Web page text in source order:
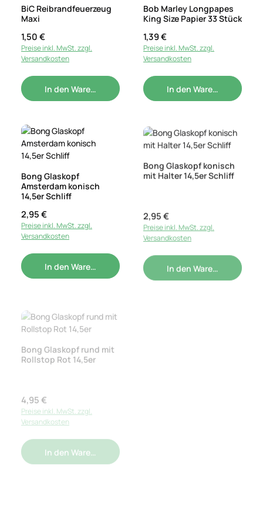
BiC Reibrandfeuerzeug
Maxi
Regulärer Preis:
1,50 €
Preise inkl. MwSt. zzgl.
Versandkosten
In den Warenkorb
Bob Marley Longpapes
King Size Papier 33 Stück
Regulärer Preis:
1,39 €
Preise inkl. MwSt. zzgl.
Versandkosten
In den Warenkorb
Bong Glaskopf
Amsterdam konisch
14,5er Schliff
Regulärer Preis:
2,95 €
Preise inkl. MwSt. zzgl.
Versandkosten
In den Warenkorb
Bong Glaskopf konisch
mit Halter 14,5er Schliff
Regulärer Preis:
2,95 €
Preise inkl. MwSt. zzgl.
Versandkosten
In den Warenkorb
Rollstop Rot 14,5er
Preise inkl. MwSt. zzgl.
Versandkosten